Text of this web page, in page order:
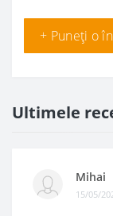
+ Puneți o
Ultimele
Mihai
15/05/